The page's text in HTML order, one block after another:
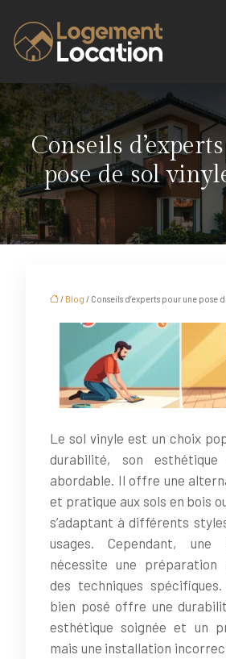
Conseils
pose de sol
/ Blog / Conseils d’experts pour une pose
Le sol vinyle est un choix
durabilité, son
abordable. Il offre une
et pratique aux sols en bois
s’adaptant à différents
usages. Cependant, une
nécessite une préparation
des techniques
bien posé offre une
esthétique soignée et un
mais une installation